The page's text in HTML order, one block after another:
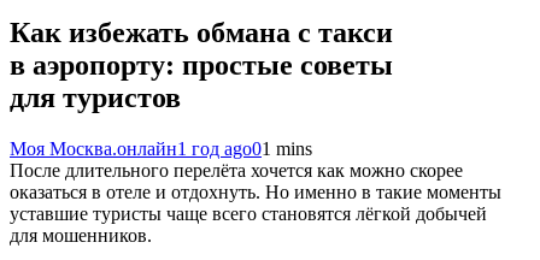
Как избежать обмана с такси
в аэропорту: простые советы
для туристов
Моя Москва.онлайн1 год ago01 mins
После длительного перелёта хочется как можно скорее
оказаться в отеле и отдохнуть. Но именно в такие моменты
уставшие туристы чаще всего становятся лёгкой добычей
для мошенников.